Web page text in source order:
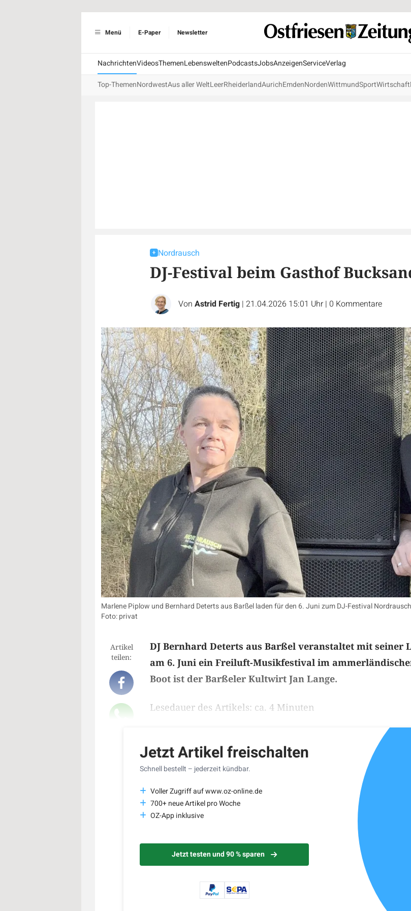
Menü E-Paper Newsletter
NachrichtenVideosThemenLebensweltenPodcastsJobsAnzeigenServiceVerlag
Top-ThemenNordwestAus aller WeltLeerRheiderlandAurichEmdenNordenWittmundSportWirtschaft
Nordrausch
DJ-Festival beim Gasthof
Von Astrid Fertig | 21.04.2026 15:01 Uhr | 0 Kommentare
Marlene Piplow und Bernhard Deterts aus Barßel laden für den 6. Juni zum DJ-Festival
Foto: privat
Artikel
teilen:
DJ Bernhard Deterts aus Barßel veranstaltet mit seiner
am 6. Juni ein Freiluft-Musikfestival im
Boot ist der Barßeler Kultwirt Jan Lange.
Lesedauer des Artikels: ca. 4 Minuten
Jetzt Artikel freischalten
Schnell bestellt – jederzeit kündbar.
Voller Zugriff auf www.oz-online.de
700+ neue Artikel pro Woche
OZ-App inklusive
Jetzt testen und 90 % sparen